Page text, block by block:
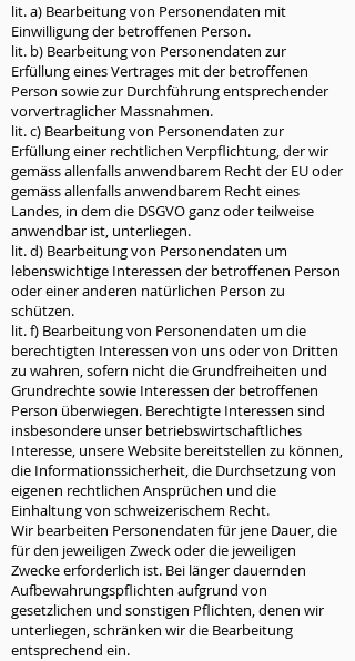
lit. a) Bearbeitung von Personendaten mit
Einwilligung der betroffenen Person.
lit. b) Bearbeitung von Personendaten zur
Erfüllung eines Vertrages mit der betroffenen
Person sowie zur Durchführung entsprechender
vorvertraglicher Massnahmen.
lit. c) Bearbeitung von Personendaten zur
Erfüllung einer rechtlichen Verpflichtung, der wir
gemäss allenfalls anwendbarem Recht der EU oder
gemäss allenfalls anwendbarem Recht eines
Landes, in dem die DSGVO ganz oder teilweise
anwendbar ist, unterliegen.
lit. d) Bearbeitung von Personendaten um
lebenswichtige Interessen der betroffenen Person
oder einer anderen natürlichen Person zu
schützen.
lit. f) Bearbeitung von Personendaten um die
berechtigten Interessen von uns oder von Dritten
zu wahren, sofern nicht die Grundfreiheiten und
Grundrechte sowie Interessen der betroffenen
Person überwiegen. Berechtigte Interessen sind
insbesondere unser betriebswirtschaftliches
Interesse, unsere Website bereitstellen zu können,
die Informationssicherheit, die Durchsetzung von
eigenen rechtlichen Ansprüchen und die
Einhaltung von schweizerischem Recht.
Wir bearbeiten Personendaten für jene Dauer, die
für den jeweiligen Zweck oder die jeweiligen
Zwecke erforderlich ist. Bei länger dauernden
Aufbewahrungspflichten aufgrund von
gesetzlichen und sonstigen Pflichten, denen wir
unterliegen, schränken wir die Bearbeitung
entsprechend ein.